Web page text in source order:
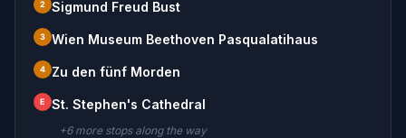
2 Sigmund Freud Bust
3 Wien Museum Beethoven Pasqualatihaus
4 Zu den fünf Morden
E St. Stephen's Cathedral
+6more stopsalong the way